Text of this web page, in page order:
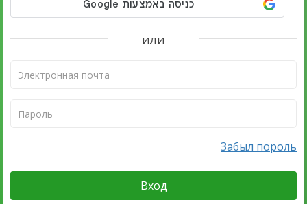
или
Забыл пороль
Вход